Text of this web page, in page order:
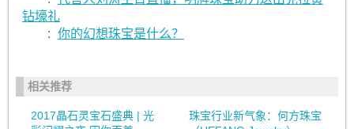
钻壕礼
: 你的幻想珠宝是什么？
相关推荐
2017晶石灵宝石盛典 | 光
珠宝行业新气象：何方珠宝